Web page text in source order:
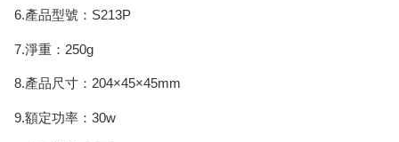
6.產品型號：S213P
7.淨重：250g
8.產品尺寸：204×45×45mm
9.額定功率：30w